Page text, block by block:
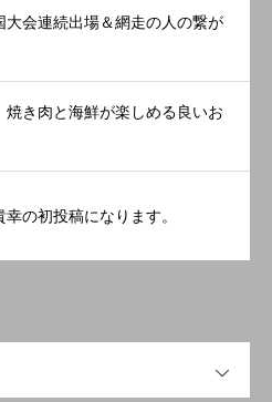
会連続出場＆網走の人の繋が
き肉と海鮮が楽しめる良いお
の初投稿になります。